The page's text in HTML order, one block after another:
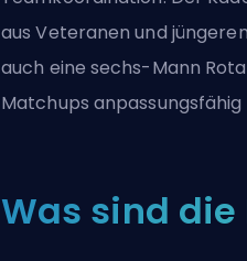
aus Veteranen und
auch eine sechs-Mann
Matchups anpassungsfähig
Was sind die